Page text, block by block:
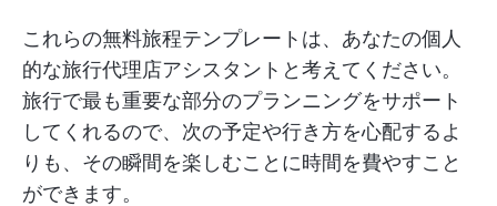
これらの無料旅程テンプレートは、あなたの個人
的な旅行代理店アシスタントと考えてください。
旅行で最も重要な部分のプランニングをサポート
してくれるので、次の予定や行き方を心配するよ
りも、その瞬間を楽しむことに時間を費やすこと
ができます。